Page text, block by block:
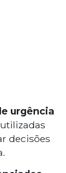
urgência
decisões